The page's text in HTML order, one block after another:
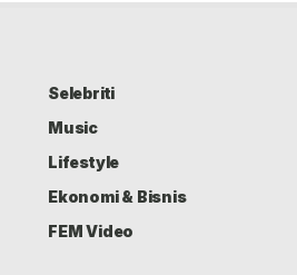
Selebriti
Music
Lifestyle
Ekonomi & Bisnis
FEM Video